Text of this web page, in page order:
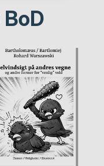
BoD